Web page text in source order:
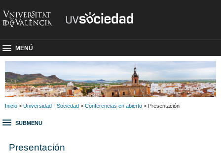
MENÚ
Inicio > Universidad - Sociedad > Conferencias en abierto > Presentación
SUBMENU
Presentación